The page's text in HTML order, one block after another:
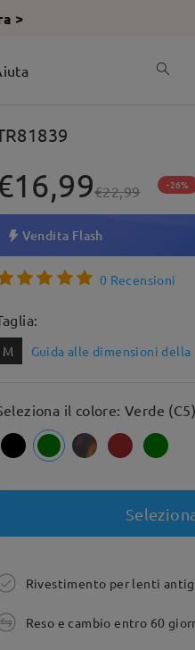
>
€22,99 -26%
Vendita Flash
0 Recensioni
M Guida alle dimensioni
il colore: Verde (C5)
Rivestimento per lenti
Reso e cambio entro 60